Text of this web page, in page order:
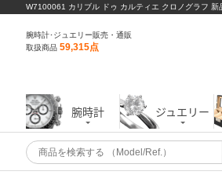
W7100061 カリブル ドゥ カルティエ クロノグラフ 新
腕時計･ジュエリー販売・通販
取扱商品 59,315点
腕時計 ジュエリー